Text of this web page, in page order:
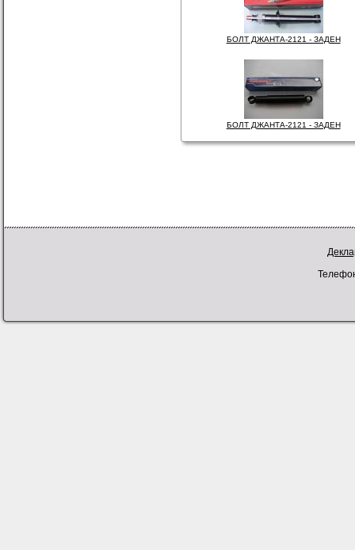
БОЛТ ДЖАНТА-2121 - ЗАДЕН
БОЛТ ДЖАНТА-2121 - ЗАДЕН